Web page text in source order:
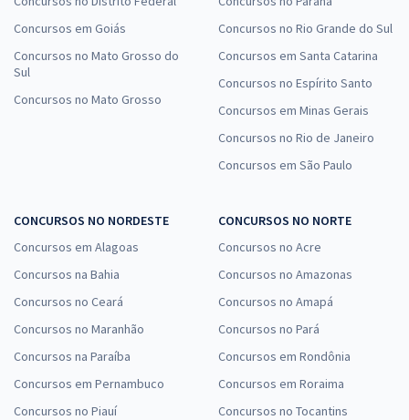
Concursos em Goiás
Concursos no Mato Grosso do
Sul
Concursos no Mato Grosso
Concursos no Rio Grande do Sul
Concursos em Santa Catarina
Concursos no Espírito Santo
Concursos em Minas Gerais
Concursos no Rio de Janeiro
Concursos em São Paulo
CONCURSOS NO NORDESTE
Concursos em Alagoas
Concursos na Bahia
Concursos no Ceará
Concursos no Maranhão
Concursos na Paraíba
Concursos em Pernambuco
Concursos no Piauí
CONCURSOS NO NORTE
Concursos no Acre
Concursos no Amazonas
Concursos no Amapá
Concursos no Pará
Concursos em Rondônia
Concursos em Roraima
Concursos no Tocantins